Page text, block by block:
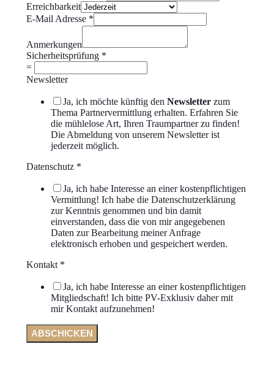
Erreichbarkeit
E-Mail Adresse *
Anmerkungen
Sicherheitsprüfung *
=
Newsletter
Ja, ich möchte künftig den Newsletter zum
Thema Partnervermittlung erhalten. Erfahren Sie
die mühlelose Art, Ihren Traumpartner zu finden!
Die Abmeldung von unserem Newsletter ist
jederzeit möglich.
Datenschutz *
Ja, ich habe Interesse an einer kostenpflichtigen
Vermittlung! Ich habe die Datenschutzerklärung
zur Kenntnis genommen und bin damit
einverstanden, dass die von mir angegebenen
Daten zur Bearbeitung meiner Anfrage
elektronisch erhoben und gespeichert werden.
Kontakt *
Ja, ich habe Interesse an einer kostenpflichtigen
Mitgliedschaft! Ich bitte PV-Exklusiv daher mit
mir Kontakt aufzunehmen!
ABSCHICKEN